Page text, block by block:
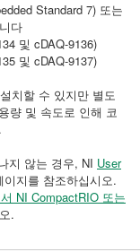
Standard 7) 또는
다
및 cDAQ-9136)
및 cDAQ-9137)
치할 수 있지만 별도
량 및 속도로 인해 코
지 않는 경우, NI User
이지를 참조하십시오.
NI CompactRIO 또는
.